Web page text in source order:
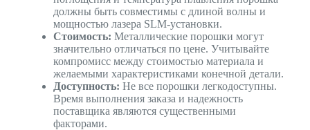
должны быть совместимы с длиной волны и
мощностью лазера SLM-установки.
Стоимость: Металлические порошки могут
значительно отличаться по цене. Учитывайте
компромисс между стоимостью материала и
желаемыми характеристиками конечной детали.
Доступность: Не все порошки легкодоступны.
Время выполнения заказа и надежность
поставщика являются существенными
факторами.